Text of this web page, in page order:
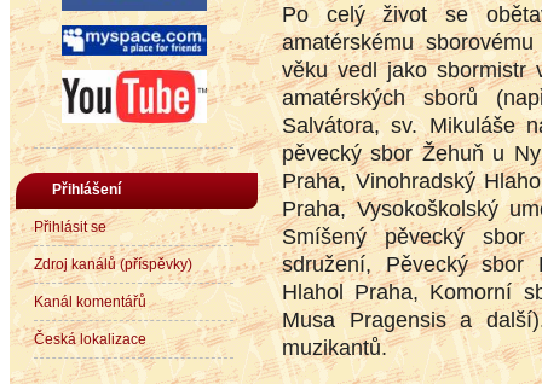
Přihlášení
Přihlásit se
Zdroj kanálů (příspěvky)
Kanál komentářů
Česká lokalizace
Po celý život se
amatérskému
věku vedl jako sbormistr
amatérských sborů
Salvátora, sv. Mikuláše
pěvecký sbor Žehuň u
Praha, Vinohradský
Praha, Vysokoškolský
Smíšený pěvecký sbor
sdružení, Pěvecký sbor
Hlahol Praha, Komorní
Musa Pragensis a
muzikantů.